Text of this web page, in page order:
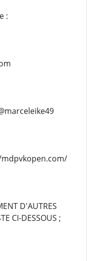
:
mdpvkopen.com/
D'AUTRES
CI-DESSOUS ;